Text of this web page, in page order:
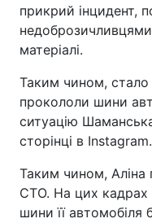
прикрий інцидент,
матеріалі.
Таким чином, стало
прокололи шини
ситуацію Шаманська
сторінці в Instagram.
Таким чином, Аліна
СТО. На цих кадрах
шини її автомобіля